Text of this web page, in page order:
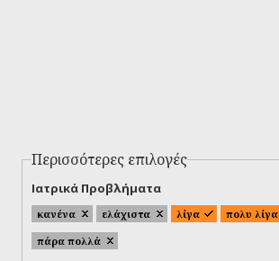
Περισσότερες επιλογές
Ιατρικά Προβλήματα
κανένα ελάχιστα λίγα πολυ λίγα
πάρα πολλά